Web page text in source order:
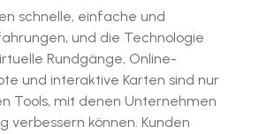
schnelle, einfache und
und die Technologie
Rundgänge, Online-
und interaktive Karten sind nur
Tools, mit denen Unternehmen
verbessern können. Kunden